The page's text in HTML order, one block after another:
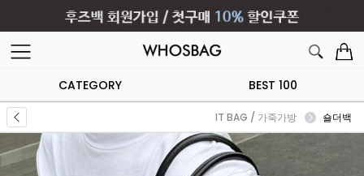
CATEGORY BEST 100
IT BAG / 가죽가방 숄더백